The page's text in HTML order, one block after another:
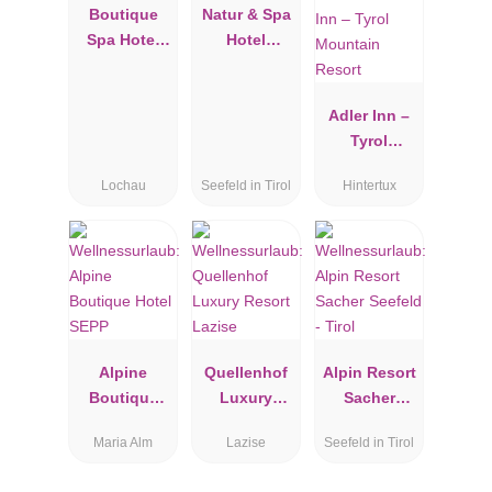
Boutique
Spa Hotel
Lochau
Natur & Spa
Hotel
Seefeld in Tirol
Adler Inn –
Tyrol
Resort
Hintertux
Alpine
Boutique
Maria Alm
Quellenhof
Luxury
Lazise
Lazise
Alpin Resort
Sacher
Tirol
Seefeld in Tirol